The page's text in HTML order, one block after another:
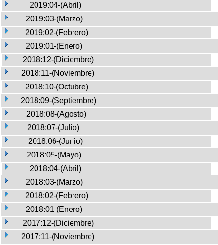
2019:04-(Abril)
2019:03-(Marzo)
2019:02-(Febrero)
2019:01-(Enero)
2018:12-(Diciembre)
2018:11-(Noviembre)
2018:10-(Octubre)
2018:09-(Septiembre)
2018:08-(Agosto)
2018:07-(Julio)
2018:06-(Junio)
2018:05-(Mayo)
2018:04-(Abril)
2018:03-(Marzo)
2018:02-(Febrero)
2018:01-(Enero)
2017:12-(Diciembre)
2017:11-(Noviembre)